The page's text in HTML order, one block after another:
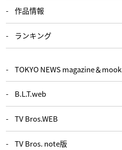
作品情報
ランキング
TOKYO NEWS magazine＆mook
B.L.T.web
TV Bros.WEB
TV Bros. note版